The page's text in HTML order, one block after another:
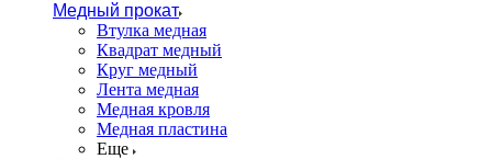
Медный прокат
Втулка медная
Квадрат медный
Круг медный
Лента медная
Медная кровля
Медная пластина
Еще